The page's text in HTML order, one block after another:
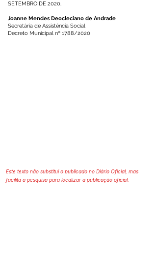
SETEMBRO DE 2020.
Joanne Mendes Deocleciano de Andrade
Secretária de Assistência Social
Decreto Municipal nº 1788/2020
Este texto não substitui o publicado no Diário Oficial, mas
facilita a pesquisa para localizar a publicação oficial.